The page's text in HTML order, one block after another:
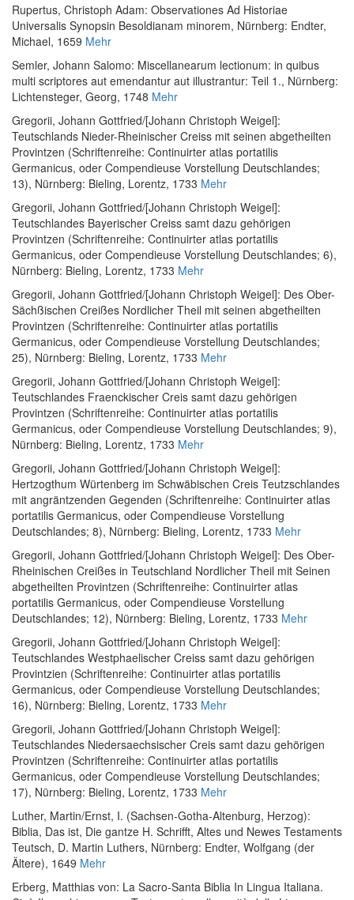
Rupertus, Christoph Adam: Observationes Ad Historiae
Universalis Synopsin Besoldianam minorem, Nürnberg: Endter,
Michael, 1659 Mehr
Semler, Johann Salomo: Miscellanearum lectionum: in quibus
multi scriptores aut emendantur aut illustrantur: Teil 1., Nürnberg:
Lichtensteger, Georg, 1748 Mehr
Gregorii, Johann Gottfried/[Johann Christoph Weigel]:
Teutschlands Nieder-Rheinischer Creiss mit seinen abgetheilten
Provintzen (Schriftenreihe: Continuirter atlas portatilis
Germanicus, oder Compendieuse Vorstellung Deutschlandes;
13), Nürnberg: Bieling, Lorentz, 1733 Mehr
Gregorii, Johann Gottfried/[Johann Christoph Weigel]:
Teutschlandes Bayerischer Creiss samt dazu gehörigen
Provintzen (Schriftenreihe: Continuirter atlas portatilis
Germanicus, oder Compendieuse Vorstellung Deutschlandes; 6),
Nürnberg: Bieling, Lorentz, 1733 Mehr
Gregorii, Johann Gottfried/[Johann Christoph Weigel]: Des Ober-
Sächßischen Creißes Nordlicher Theil mit seinen abgetheilten
Provintzen (Schriftenreihe: Continuirter atlas portatilis
Germanicus, oder Compendieuse Vorstellung Deutschlandes;
25), Nürnberg: Bieling, Lorentz, 1733 Mehr
Gregorii, Johann Gottfried/[Johann Christoph Weigel]:
Teutschlandes Fraenckischer Creis samt dazu gehörigen
Provintzen (Schriftenreihe: Continuirter atlas portatilis
Germanicus, oder Compendieuse Vorstellung Deutschlandes; 9),
Nürnberg: Bieling, Lorentz, 1733 Mehr
Gregorii, Johann Gottfried/[Johann Christoph Weigel]:
Hertzogthum Würtenberg im Schwäbischen Creis Teutzschlandes
mit angräntzenden Gegenden (Schriftenreihe: Continuirter atlas
portatilis Germanicus, oder Compendieuse Vorstellung
Deutschlandes; 8), Nürnberg: Bieling, Lorentz, 1733 Mehr
Gregorii, Johann Gottfried/[Johann Christoph Weigel]: Des Ober-
Rheinischen Creißes in Teutschland Nordlicher Theil mit Seinen
abgetheilten Provintzen (Schriftenreihe: Continuirter atlas
portatilis Germanicus, oder Compendieuse Vorstellung
Deutschlandes; 12), Nürnberg: Bieling, Lorentz, 1733 Mehr
Gregorii, Johann Gottfried/[Johann Christoph Weigel]:
Teutschlandes Westphaelischer Creiss samt dazu gehörigen
Provintzien (Schriftenreihe: Continuirter atlas portatilis
Germanicus, oder Compendieuse Vorstellung Deutschlandes;
16), Nürnberg: Bieling, Lorentz, 1733 Mehr
Gregorii, Johann Gottfried/[Johann Christoph Weigel]:
Teutschlandes Niedersaechsischer Creis samt dazu gehörigen
Provintzen (Schriftenreihe: Continuirter atlas portatilis
Germanicus, oder Compendieuse Vorstellung Deutschlandes;
17), Nürnberg: Bieling, Lorentz, 1733 Mehr
Luther, Martin/Ernst, I. (Sachsen-Gotha-Altenburg, Herzog):
Biblia, Das ist, Die gantze H. Schrifft, Altes und Newes Testaments
Teutsch, D. Martin Luthers, Nürnberg: Endter, Wolfgang (der
Ältere), 1649 Mehr
Erberg, Matthias von: La Sacro-Santa Biblia In Lingua Italiana.